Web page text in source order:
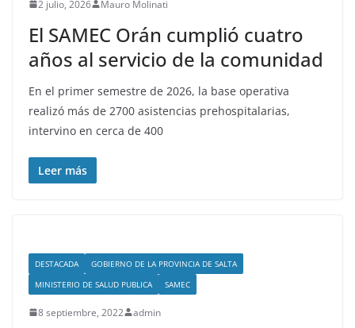
2 julio, 2026 Mauro Molinati
El SAMEC Orán cumplió cuatro
años al servicio de la comunidad
En el primer semestre de 2026, la base operativa
realizó más de 2700 asistencias prehospitalarias,
intervino en cerca de 400
Leer más
DESTACADA
GOBIERNO DE LA PROVINCIA DE SALTA
MINISTERIO DE SALUD PUBLICA
SAMEC
8 septiembre, 2022 admin